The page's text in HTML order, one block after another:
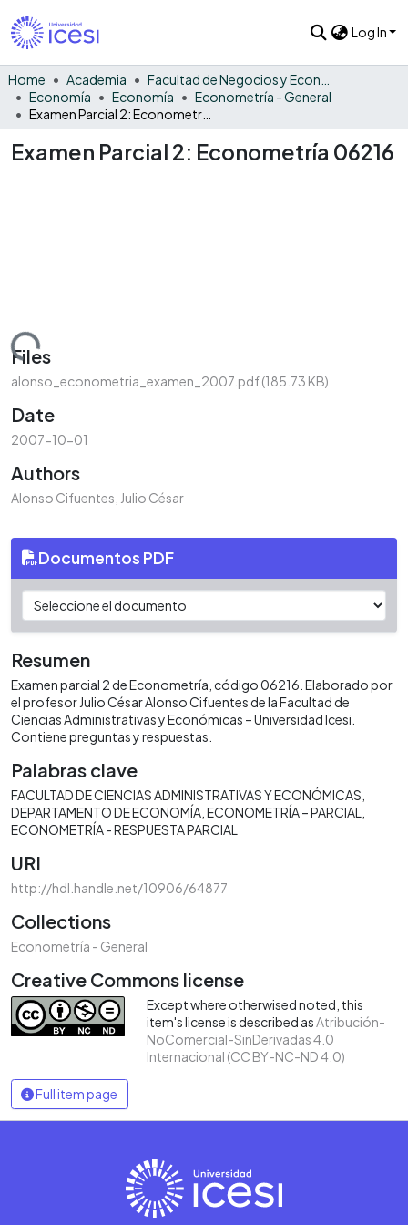
Log In
Home Academia
Economía
Economía
Econometría - General
Examen Parcial 2: Econometría 06216
Loading...
Files
alonso_econometria_examen_2007.pdf(185.73 KB)
Date
2007-10-01
Authors
Alonso Cifuentes, Julio César
Documentos PDF
Resumen
Examen parcial 2 de Econometría, código 06216. Elaborado por
el profesor Julio César Alonso Cifuentes de la Facultad de
Ciencias Administrativas y Económicas – Universidad Icesi.
Contiene preguntas y respuestas.
Palabras clave
FACULTAD DE CIENCIAS ADMINISTRATIVAS Y ECONÓMICAS
DEPARTAMENTO DE ECONOMÍA ECONOMETRÍA – PARCIAL
ECONOMETRÍA - RESPUESTA PARCIAL
URI
http://hdl.handle.net/10906/64877
Collections
Econometría - General
Creative Commons license
Except where otherwised noted, this
item's license is described asAtribución-
NoComercial-SinDerivadas 4.0
Internacional (CC BY-NC-ND 4.0)
Full item page